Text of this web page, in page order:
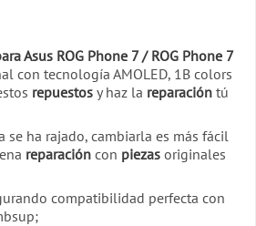
Asus ROG Phone 7 / ROG Phone 7
con tecnología AMOLED, 1B colors
repuestos y haz la reparación tú
ha rajado, cambiarla es más fácil
reparación con piezas originales
compatibilidad perfecta con